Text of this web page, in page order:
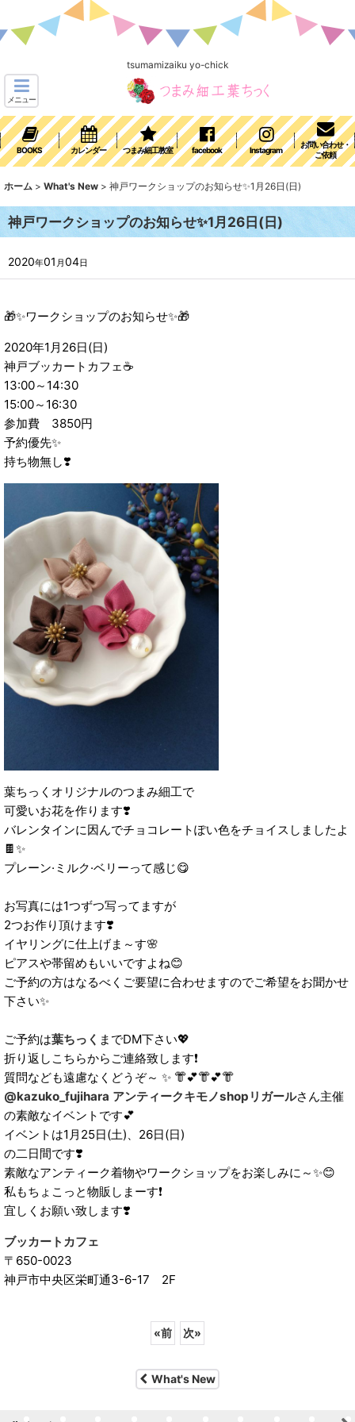
tsumamizaiku yo-chick
メニュー
BOOKS カレンダー つまみ細工教室 facebook Instagram
お問い合わせ・
ご依頼
ホーム > What's New > 神戸ワークショップのお知らせ✨1月26日(日)
神戸ワークショップのお知らせ✨1月26日(日)
2020年01 月04日
🎁✨ワークショップのお知らせ✨🎁
2020年1月26日(日)
神戸ブッカートカフェ☕
13:00～14:30
15:00～16:30
参加費 3850円
予約優先✨
持ち物無し❣️
葉ちっくオリジナルのつまみ細工で
可愛いお花を作ります❣️
バレンタインに因んでチョコレートぽい色をチョイスしましたよ
🍫✨
プレーン·ミルク·ベリーって感じ😋
お写真には1つずつ写ってますが
2つお作り頂けます❣️
イヤリングに仕上げま～す🌸
ピアスや帯留めもいいですよね😊
ご予約の方はなるべくご要望に合わせますのでご希望をお聞かせ
下さい✨
ご予約は葉ちっく までDM下さい💖
折り返しこちらからご連絡致します❗
質問なども遠慮なくどうぞ～ ✨ 👘💕👘💕👘
@kazuko_fujihara アンティークキモノshopリガールさん主催
の素敵なイベントです💕
イベントは1月25日(土)、26日(日)
の二日間です❣️
素敵なアンティーク着物やワークショップをお楽しみに～✨😊
私もちょこっと物販しまーす❗
宜しくお願い致します❣️
ブッカートカフェ
〒650-0023
神戸市中央区栄町通3-6-17 2F
«前 次»
What's New